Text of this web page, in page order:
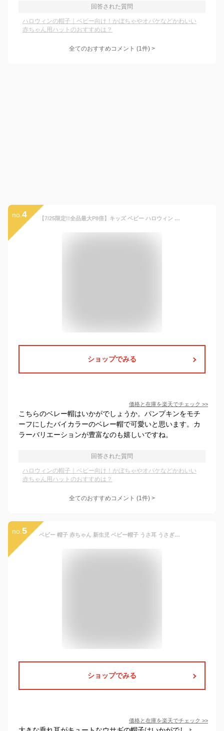
回答された質問
ハロウィンの帽子｜ベビー向け！かぼちゃやオバケなどかわいい
赤ちゃん用ハットのおすすめは？
全てのおすすめコメント (1件) >
no. 4 【7/25限定!!全品最大P8倍】キッズ ベビー ハロウィン 帽子 ベレー帽 ニット帽 かぼちゃ パンプキン 子供 幼児 コスプレ オレンジ ブラック 46-50cm
ショップでみる
価格と在庫を楽天でチェック >>
こちらのベレー帽はいかがでしょうか。パンプキンをモチ
ーフにしたバイカラーのベレー帽で可愛いと思います。カ
ラーバリエーションが豊富なのも嬉しいですね。
回答された質問
ハロウィンの帽子｜ベビー向け！かぼちゃやオバケなどかわいい
赤ちゃん用ハットのおすすめは？
全てのおすすめコメント (1件) >
no. 5 ベビー 帽子 赤ちゃん 新生児 ベビー帽子 うさ耳 うさぎ耳付き ニット帽子 ボンネット うさぎ 秋冬 冬 男の子 女の子 かわいい 保育園 着ぐるみ ハーフバースデー 1歳 誕生日 46cm 48 50 cm 王冠 韓国 ベビー服 出産祝い おくるみ ガーゼ プレゼント【楽ギフ_○○】 【-】
ショップでみる
価格と在庫を楽天でチェック >>